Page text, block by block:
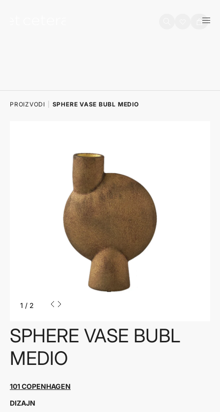
Košarica
PROIZVODI SPHERE VASE BUBL MEDIO
1 / 2
SPHERE VASE BUBL
MEDIO
101 COPENHAGEN
DIZAJN